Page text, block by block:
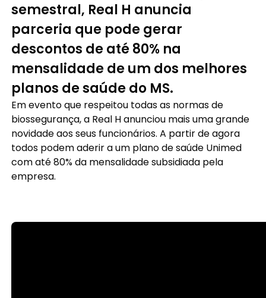
semestral, Real H anuncia
parceria que pode gerar
descontos de até 80% na
mensalidade de um dos melhores
planos de saúde do MS.
Em evento que respeitou todas as normas de
biossegurança, a Real H anunciou mais uma grande
novidade aos seus funcionários. A partir de agora
todos podem aderir a um plano de saúde Unimed
com até 80% da mensalidade subsidiada pela
empresa.